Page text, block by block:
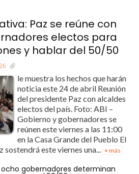
Paz se reúne con
electos para
y hablar del 50/50
le muestra los hechos que harán
noticia este 24 de abril Reunión
del presidente Paz con alcaldes
electos del país. Foto: ABI –
Gobierno y gobernadores se
reúnen este viernes a las 11:00
en la Casa Grande del Pueblo El
este viernes una...
+ más
ocho gobernadores determinan